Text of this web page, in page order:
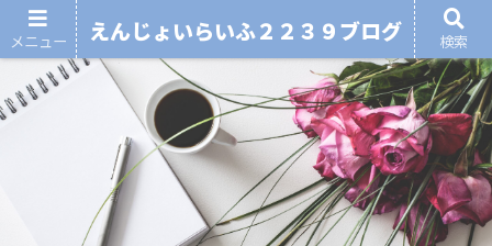
メニュー えんじょいらいふ２２３９ブログ 検索